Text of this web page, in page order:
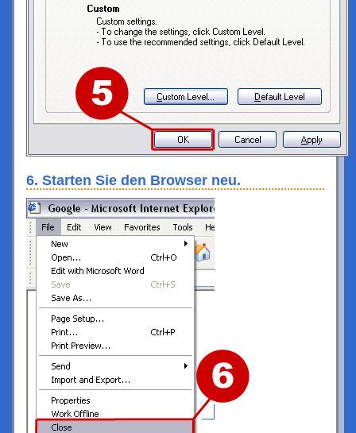
6. Starten Sie den Browser neu.